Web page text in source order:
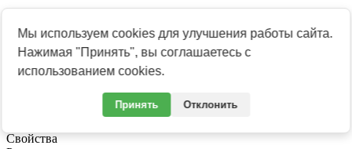
29ок Набор настольный "Триумф-3"
Свойства
Мы используем cookies для улучшения работы сайта.
Нажимая "Принять", вы соглашаетесь с
использованием cookies.
Принять Отклонить